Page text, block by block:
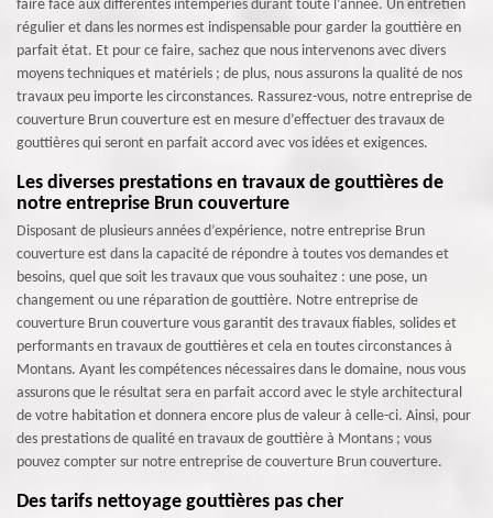
faire face aux différentes intempéries durant toute l’année. Un entretien
régulier et dans les normes est indispensable pour garder la gouttière en
parfait état. Et pour ce faire, sachez que nous intervenons avec divers
moyens techniques et matériels ; de plus, nous assurons la qualité de nos
travaux peu importe les circonstances. Rassurez-vous, notre entreprise de
couverture Brun couverture est en mesure d’effectuer des travaux de
gouttières qui seront en parfait accord avec vos idées et exigences.
Les diverses prestations en travaux de gouttières de
notre entreprise Brun couverture
Disposant de plusieurs années d’expérience, notre entreprise Brun
couverture est dans la capacité de répondre à toutes vos demandes et
besoins, quel que soit les travaux que vous souhaitez : une pose, un
changement ou une réparation de gouttière. Notre entreprise de
couverture Brun couverture vous garantit des travaux fiables, solides et
performants en travaux de gouttières et cela en toutes circonstances à
Montans. Ayant les compétences nécessaires dans le domaine, nous vous
assurons que le résultat sera en parfait accord avec le style architectural
de votre habitation et donnera encore plus de valeur à celle-ci. Ainsi, pour
des prestations de qualité en travaux de gouttière à Montans ; vous
pouvez compter sur notre entreprise de couverture Brun couverture.
Des tarifs nettoyage gouttières pas cher